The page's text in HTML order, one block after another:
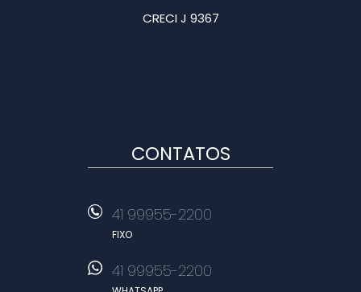
CRECI J 9367
CONTATOS
41 99955-2200
FIXO
41 99955-2200